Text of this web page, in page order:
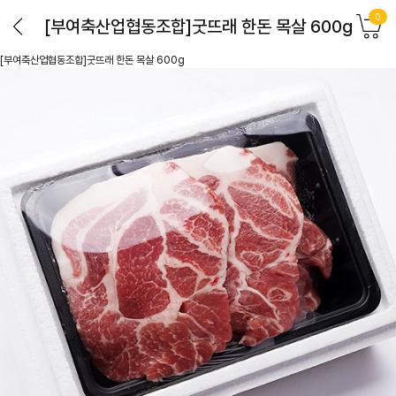
[부여축산업협동조합]굿뜨래 한돈 목살 600g 0
[부여축산업협동조합]굿뜨래 한돈 목살 600g